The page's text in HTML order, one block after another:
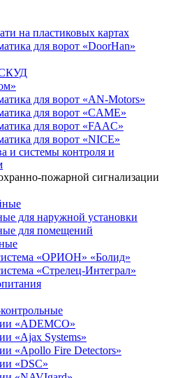
на пластиковых картах
для ворот «DoorHan»
для ворот «AN-Motors»
для ворот «CAME»
для ворот «FAAC»
для ворот «NICE»
и системы контроля и
пожарной сигнализации
для наружной установки
для помещений
«ОРИОН» «Болид»
«Стрелец-Интеграл»
«ADEMCO»
«Ajax Systems»
«Apollo Fire Detectors»
«DSC»